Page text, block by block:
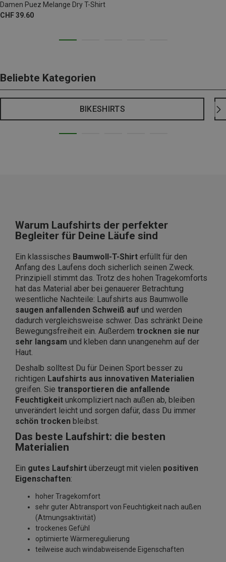
Damen Puez Melange Dry T-Shirt
CHF 39.60
Beliebte Kategorien
BIKESHIRTS
Warum Laufshirts der perfekter
Begleiter für Deine Läufe sind
Ein klassisches Baumwoll-T-Shirt erfüllt für den
Anfang des Laufens doch sicherlich seinen Zweck.
Prinzipiell stimmt das. Trotz des hohen Tragekomforts
hat das Material aber bei genauerer Betrachtung
wesentliche Nachteile: Laufshirts aus Baumwolle
saugen anfallenden Schweiß auf und werden
dadurch vergleichsweise schwer. Das schränkt Deine
Bewegungsfreiheit ein. Außerdem trocknen sie nur
sehr langsam und kleben dann unangenehm auf der
Haut.
Deshalb solltest Du für Deinen Sport besser zu
richtigen Laufshirts aus innovativen Materialien
greifen. Sie transportieren die anfallende
Feuchtigkeit unkompliziert nach außen ab, bleiben
unverändert leicht und sorgen dafür, dass Du immer
schön trocken bleibst.
Das beste Laufshirt: die besten
Materialien
Ein gutes Laufshirt überzeugt mit vielen positiven
Eigenschaften:
hoher Tragekomfort
sehr guter Abtransport von Feuchtigkeit nach außen
(Atmungsaktivität)
trockenes Gefühl
optimierte Wärmeregulierung
teilweise auch windabweisende Eigenschaften